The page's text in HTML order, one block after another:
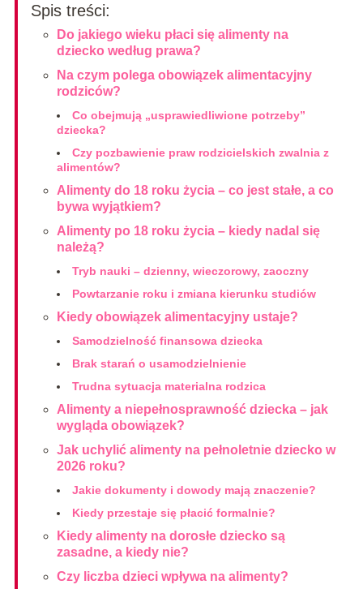
Spis treści:
Do jakiego wieku płaci się alimenty na
dziecko według prawa?
Na czym polega obowiązek alimentacyjny
rodziców?
Co obejmują „usprawiedliwione potrzeby”
dziecka?
Czy pozbawienie praw rodzicielskich zwalnia z
alimentów?
Alimenty do 18 roku życia – co jest stałe, a co
bywa wyjątkiem?
Alimenty po 18 roku życia – kiedy nadal się
należą?
Tryb nauki – dzienny, wieczorowy, zaoczny
Powtarzanie roku i zmiana kierunku studiów
Kiedy obowiązek alimentacyjny ustaje?
Samodzielność finansowa dziecka
Brak starań o usamodzielnienie
Trudna sytuacja materialna rodzica
Alimenty a niepełnosprawność dziecka – jak
wygląda obowiązek?
Jak uchylić alimenty na pełnoletnie dziecko w
2026 roku?
Jakie dokumenty i dowody mają znaczenie?
Kiedy przestaje się płacić formalnie?
Kiedy alimenty na dorosłe dziecko są
zasadne, a kiedy nie?
Czy liczba dzieci wpływa na alimenty?